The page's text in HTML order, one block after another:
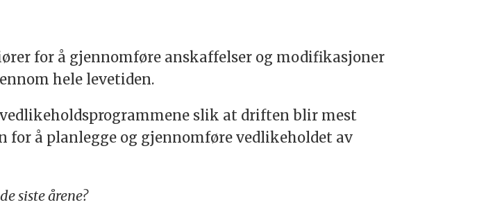
for å gjennomføre anskaffelser og modifikasjoner
hele levetiden.
slik at driften blir mest
å planlegge og gjennomføre vedlikeholdet av
siste årene?